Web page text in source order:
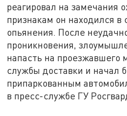
реагировал на замечания
признакам он находился в
опьянения. После
проникновения,
напасть на проезжавшего
службы доставки и начал
припаркованным
в пресс-службе ГУ